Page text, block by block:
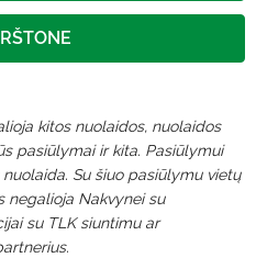
kitos nuolaidos, nuolaidos
pasiūlymai ir kita. Pasiūlymui
Su šiuo pasiūlymu vietų
negalioja Nakvynei su
su TLK siuntimu ar